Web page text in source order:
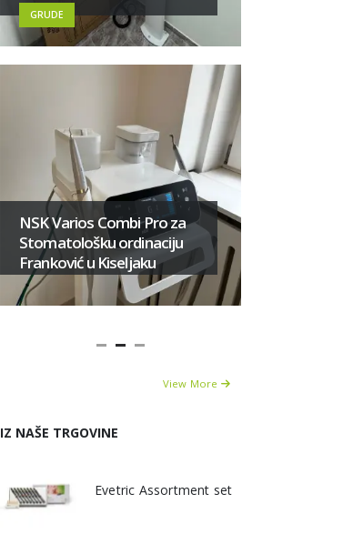
GRUDE
NSK Varios Combi Pro za
Stomatološku ordinaciju
Franković u Kiseljaku
View More
IZ NAŠE TRGOVINE
Evetric Assortment set